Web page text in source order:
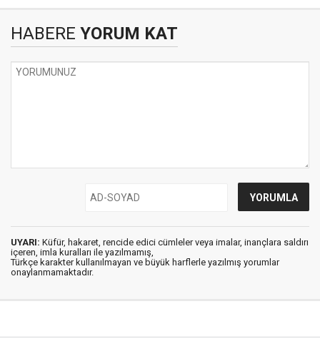
HABERE YORUM KAT
UYARI: Küfür, hakaret, rencide edici cümleler veya imalar, inançlara saldırı
içeren, imla kuralları ile yazılmamış,
Türkçe karakter kullanılmayan ve büyük harflerle yazılmış yorumlar
onaylanmamaktadır.